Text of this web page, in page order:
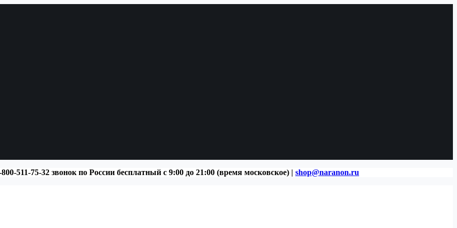
511-75-32 звонок по России бесплатный с 9:00 до 21:00 (время московское) | shop@naranon.ru